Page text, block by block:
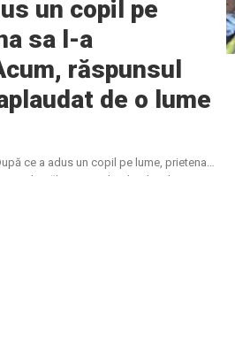
un copil pe
sa l-a
răspunsul
de o lume
ce a adus un copil pe lume, prietena
tatălui este aplaudat de o lume